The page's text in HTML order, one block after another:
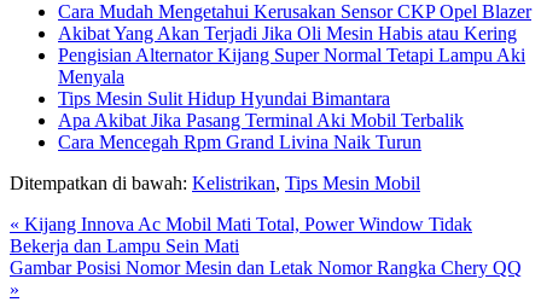
Cara Mudah Mengetahui Kerusakan Sensor CKP Opel Blazer
Akibat Yang Akan Terjadi Jika Oli Mesin Habis atau Kering
Pengisian Alternator Kijang Super Normal Tetapi Lampu Aki
Menyala
Tips Mesin Sulit Hidup Hyundai Bimantara
Apa Akibat Jika Pasang Terminal Aki Mobil Terbalik
Cara Mencegah Rpm Grand Livina Naik Turun
Ditempatkan di bawah: Kelistrikan, Tips Mesin Mobil
Previous
Post:
« Kijang Innova Ac Mobil Mati Total, Power Window Tidak
Bekerja dan Lampu Sein Mati
Next
Post:
Gambar Posisi Nomor Mesin dan Letak Nomor Rangka Chery QQ
»